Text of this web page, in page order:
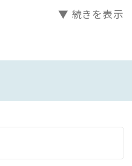
▼ 続きを表示